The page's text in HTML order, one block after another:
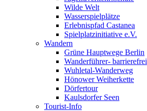
Wilde Welt
Wasserspielplätze
Erlebnispfad Castanea
Spielplatzinitiative e.V.
Wandern
Grüne Hauptwege Berlin
Wanderführer- barrierefrei
Wuhletal-Wanderweg
Hönower Weiherkette
Dörfertour
Kaulsdorfer Seen
Tourist-Info